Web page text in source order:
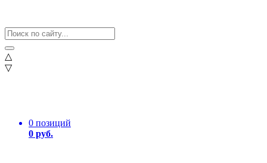
△
▽
0 позиций
0 руб.